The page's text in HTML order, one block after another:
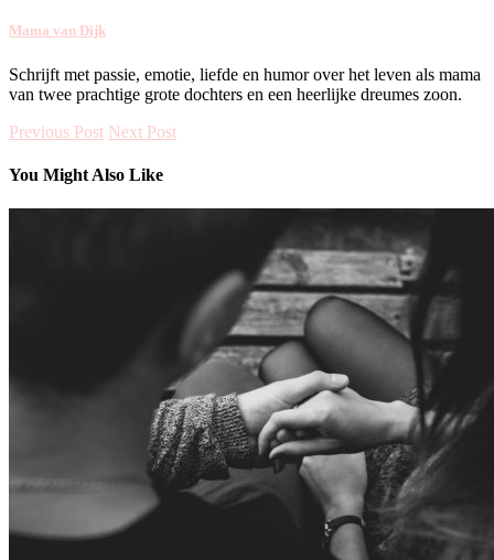
Mama van Dijk
Schrijft met passie, emotie, liefde en humor over het leven als mama
van twee prachtige grote dochters en een heerlijke dreumes zoon.
Previous Post Next Post
You Might Also Like